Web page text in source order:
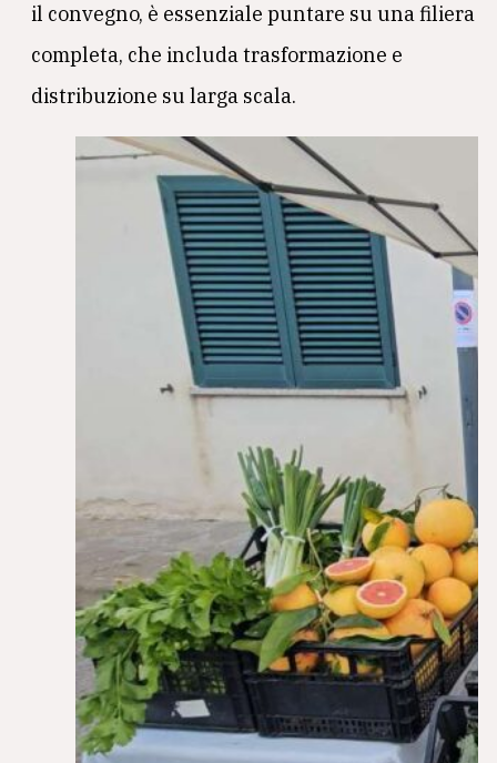
il convegno, è essenziale puntare su una filiera
completa, che includa trasformazione e
distribuzione su larga scala.